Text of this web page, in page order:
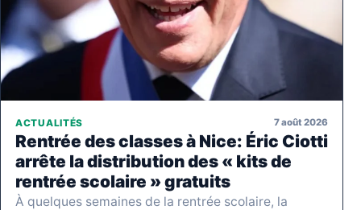
ACTUALITÉS 7 août 2026
Rentrée des classes à Nice: Éric Ciotti
arrête la distribution des « kits de
rentrée scolaire » gratuits
À quelques semaines de la rentrée scolaire, la